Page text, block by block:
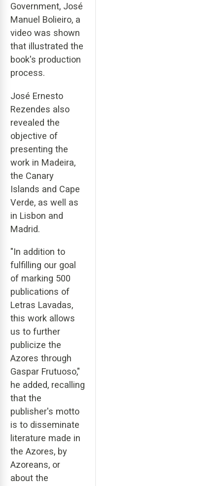
Government, José
Manuel Bolieiro, a
video was shown
that illustrated the
book's production
process.
José Ernesto
Rezendes also
revealed the
objective of
presenting the
work in Madeira,
the Canary
Islands and Cape
Verde, as well as
in Lisbon and
Madrid.
"In addition to
fulfilling our goal
of marking 500
publications of
Letras Lavadas,
this work allows
us to further
publicize the
Azores through
Gaspar Frutuoso,"
he added, recalling
that the
publisher's motto
is to disseminate
literature made in
the Azores, by
Azoreans, or
about the